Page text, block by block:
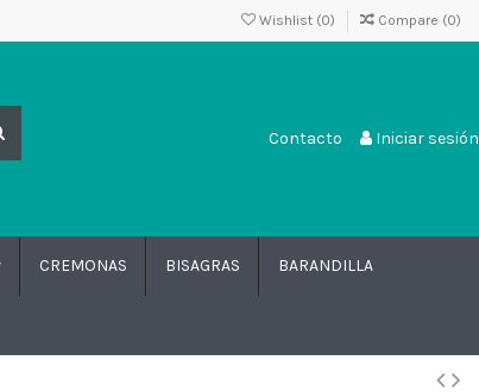
Wishlist (0) Compare (0)
Contacto Iniciar sesión
CREMONAS BISAGRAS BARANDILLA